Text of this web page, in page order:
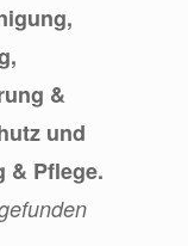
&
und
& Pflege.